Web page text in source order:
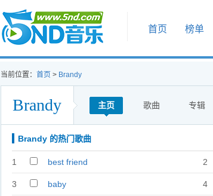
首页
首页 榜单
当前位置： 首页 > Brandy
Brandy 主页 歌曲 专辑
Brandy 的热门歌曲
1 best friend 2
3 baby 4